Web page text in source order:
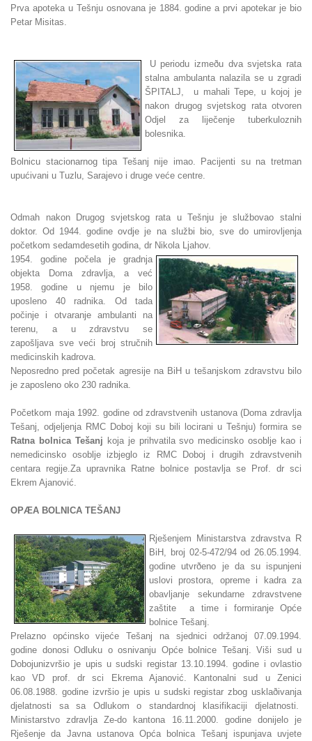
Prva apoteka u Tešnju osnovana je 1884. godine a prvi apotekar je bio
Petar Misitas.
U periodu izmeðu dva svjetska rata
stalna ambulanta nalazila se u zgradi
ŠPITALJ, u mahali Tepe, u kojoj je
nakon drugog svjetskog rata otvoren
Odjel za liječenje tuberkuloznih
bolesnika.
Bolnicu stacionarnog tipa Tešanj nije imao. Pacijenti su na tretman
upućivani u Tuzlu, Sarajevo i druge veće centre.
Odmah nakon Drugog svjetskog rata u Tešnju je službovao stalni
doktor. Od 1944. godine ovdje je na službi bio, sve do umirovljenja
početkom sedamdesetih godina, dr Nikola Ljahov.
1954. godine počela je gradnja
objekta Doma zdravlja, a već
1958. godine u njemu je bilo
uposleno 40 radnika. Od tada
počinje i otvaranje ambulanti na
terenu, a u zdravstvu se
zapošljava sve veći broj stručnih
medicinskih kadrova.
Neposredno pred početak agresije na BiH u tešanjskom zdravstvu bilo
je zaposleno oko 230 radnika.
Početkom maja 1992. godine od zdravstvenih ustanova (Doma zdravlja
Tešanj, odjeljenja RMC Doboj koji su bili locirani u Tešnju) formira se
Ratna bolnica Tešanj koja je prihvatila svo medicinsko osoblje kao i
nemedicinsko osoblje izbjeglo iz RMC Doboj i drugih zdravstvenih
centara regije.Za upravnika Ratne bolnice postavlja se Prof. dr sci
Ekrem Ajanović.
OPÆA BOLNICA TEŠANJ
Rješenjem Ministarstva zdravstva R
BiH, broj 02-5-472/94 od 26.05.1994.
godine utvrðeno je da su ispunjeni
uslovi prostora, opreme i kadra za
obavljanje sekundarne zdravstvene
zaštite a time i formiranje Opće
bolnice Tešanj.
Prelazno općinsko vijeće Tešanj na sjednici održanoj 07.09.1994.
godine donosi Odluku o osnivanju Opće bolnice Tešanj. Viši sud u
Dobojunizvršio je upis u sudski registar 13.10.1994. godine i ovlastio
kao VD prof. dr sci Ekrema Ajanović. Kantonalni sud u Zenici
06.08.1988. godine izvršio je upis u sudski registar zbog usklaðivanja
djelatnosti sa sa Odlukom o standardnoj klasifikaciji djelatnosti.
Ministarstvo zdravlja Ze-do kantona 16.11.2000. godine donijelo je
Rješenje da Javna ustanova Opća bolnica Tešanj ispunjava uvjete